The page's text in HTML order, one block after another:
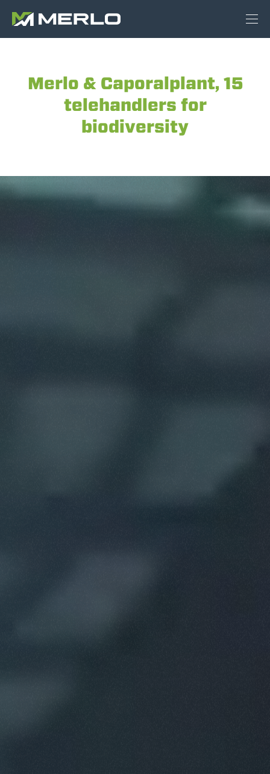
Merlo & Caporalplant, 15
telehandlers for
biodiversity